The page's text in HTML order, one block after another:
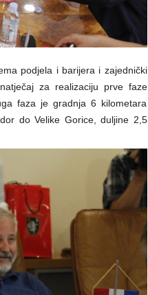
podjela i barijera i zajednički
za realizaciju prve faze
faza je gradnja 6 kilometara
do Velike Gorice, duljine 2,5